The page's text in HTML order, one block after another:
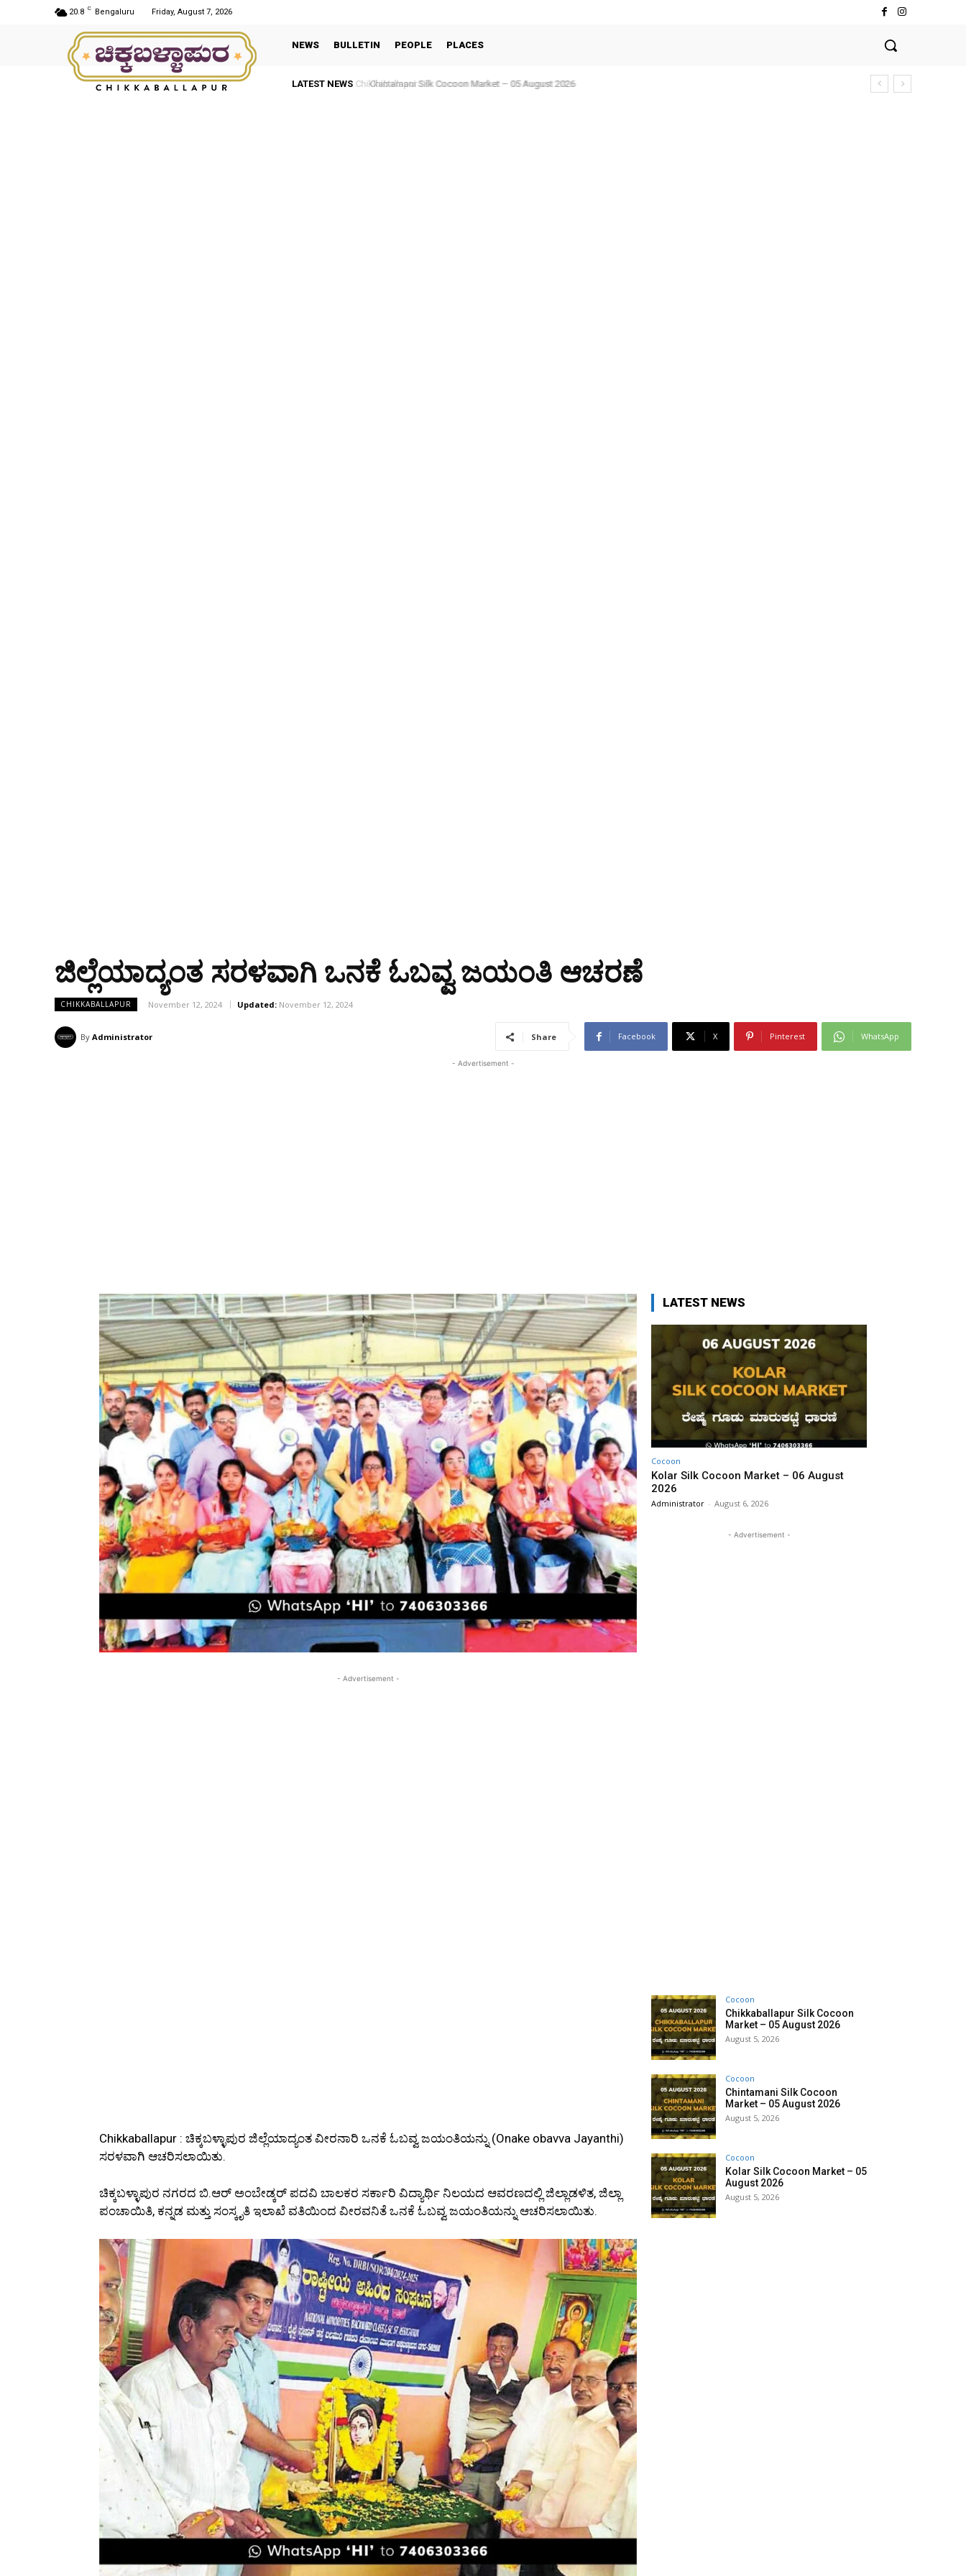
20.8 C Bengaluru Friday, August 7, 2026
NEWS BULLETIN PEOPLE PLACES
LATEST NEWS Chintamani Silk Cocoon Market – 05 August 2026
ಜಿಲ್ಲೆಯಾದ್ಯಂತ ಸರಳವಾಗಿ ಒನಕೆ ಓಬವ್ವ ಜಯಂತಿ ಆಚರಣೆ
CHIKKABALLAPUR November 12, 2024 Updated: November 12, 2024
By Administrator Share Facebook X Pinterest WhatsApp
- Advertisement -
- Advertisement -
Chikkaballapur : ಚಿಕ್ಕಬಳ್ಳಾಪುರ ಜಿಲ್ಲೆಯಾದ್ಯಂತ ವೀರನಾರಿ ಒನಕೆ ಓಬವ್ವ ಜಯಂತಿಯನ್ನು (Onake obavva Jayanthi)
ಸರಳವಾಗಿ ಆಚರಿಸಲಾಯಿತು.
ಚಿಕ್ಕಬಳ್ಳಾಪುರ ನಗರದ ಬಿ.ಆರ್ ಅಂಬೇಡ್ಕರ್ ಪದವಿ ಬಾಲಕರ ಸರ್ಕಾರಿ ವಿದ್ಯಾರ್ಥಿ ನಿಲಯದ ಆವರಣದಲ್ಲಿ ಜಿಲ್ಲಾಡಳಿತ, ಜಿಲ್ಲಾ
ಪಂಚಾಯಿತಿ, ಕನ್ನಡ ಮತ್ತು ಸಂಸ್ಕೃತಿ ಇಲಾಖೆ ವತಿಯಿಂದ ವೀರವನಿತೆ ಒನಕೆ ಓಬವ್ವ ಜಯಂತಿಯನ್ನು ಆಚರಿಸಲಾಯಿತು.
LATEST NEWS
Cocoon
Kolar Silk Cocoon Market – 06 August
2026
Administrator - August 6, 2026
- Advertisement -
Cocoon
Chikkaballapur Silk Cocoon
Market – 05 August 2026
August 5, 2026
Cocoon
Chintamani Silk Cocoon
Market – 05 August 2026
August 5, 2026
Cocoon
Kolar Silk Cocoon Market – 05
August 2026
August 5, 2026